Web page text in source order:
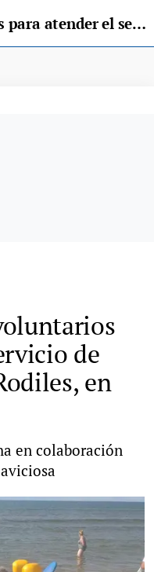
Cruz Roja busca voluntarios para atender el servicio de discapacidad de Rodiles, en Villaviciosa
de
en
en colaboración